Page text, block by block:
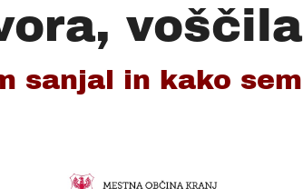
sanjal in kako